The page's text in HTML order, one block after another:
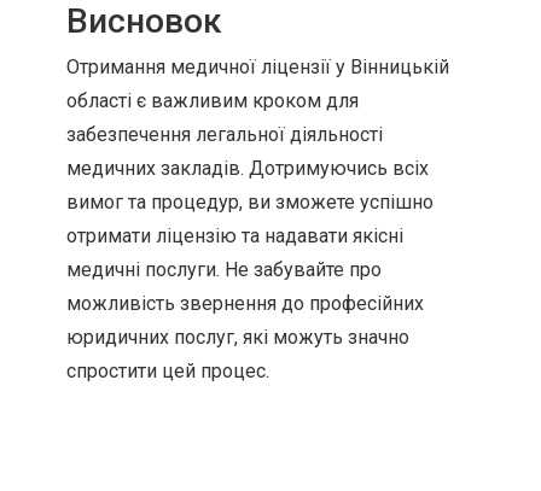
Висновок
Отримання медичної ліцензії у Вінницькій
області є важливим кроком для
забезпечення легальної діяльності
медичних закладів. Дотримуючись всіх
вимог та процедур, ви зможете успішно
отримати ліцензію та надавати якісні
медичні послуги. Не забувайте про
можливість звернення до професійних
юридичних послуг, які можуть значно
спростити цей процес.